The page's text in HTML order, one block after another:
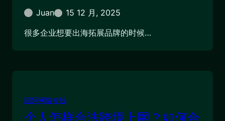
Juan
15 12 月, 2025
很多企业想要出海拓展品牌的时候…
国际网络专线
个人怎样合法跨境上网？如何合